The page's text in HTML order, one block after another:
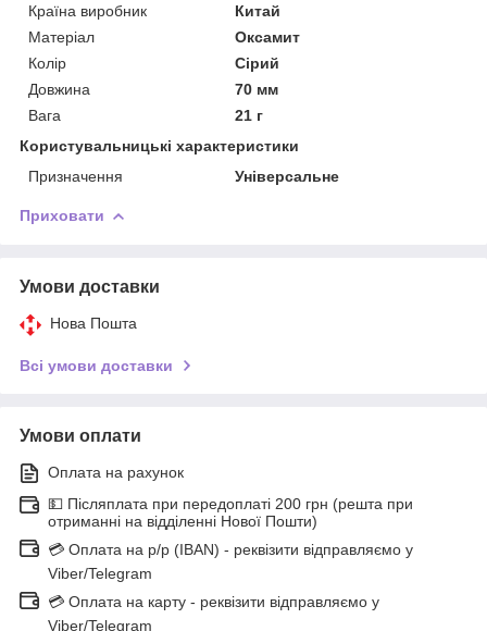
Країна виробник
Китай
Матеріал
Оксамит
Колір
Сірий
Довжина
70 мм
Вага
21 г
Користувальницькі характеристики
Призначення
Універсальне
Приховати
Умови доставки
Нова Пошта
Всі умови доставки
Умови оплати
Оплата на рахунок
💵 Післяплата при передоплаті 200 грн (решта при
отриманні на відділенні Нової Пошти)
💳 Оплата на р/р (IBAN) - реквізити відправляємо у
Viber/Telegram
💳 Оплата на карту - реквізити відправляємо у
Viber/Telegram